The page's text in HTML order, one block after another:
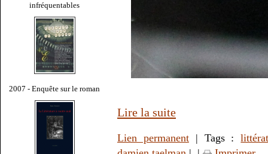
infréquentables
2007 - Enquête sur le roman
Lire la suite
Lien permanent| Tags :